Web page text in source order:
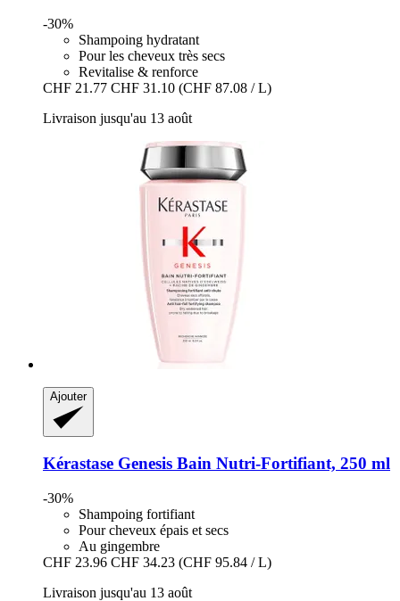
-30%
Shampoing hydratant
Pour les cheveux très secs
Revitalise & renforce
CHF 21.77 CHF 31.10 (CHF 87.08 / L)
Livraison jusqu'au 13 août
Ajouter
Kérastase Genesis Bain Nutri-​Fortifiant, 250 ml
-30%
Shampoing fortifiant
Pour cheveux épais et secs
Au gingembre
CHF 23.96 CHF 34.23 (CHF 95.84 / L)
Livraison jusqu'au 13 août